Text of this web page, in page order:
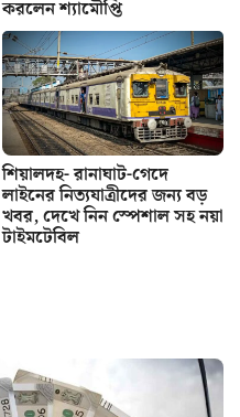
করলেন শ্যামৌপ্তি
শিয়ালদহ- রানাঘাট-গেদে
লাইনের নিত্যযাত্রীদের জন্য বড়
খবর, দেখে নিন স্পেশাল সহ নয়া
টাইমটেবিল